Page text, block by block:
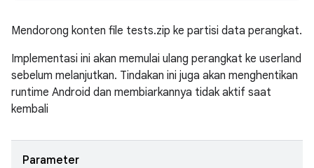
Mendorong konten file tests.zip ke partisi data perangkat.
Implementasi ini akan memulai ulang perangkat ke userland
sebelum melanjutkan. Tindakan ini juga akan menghentikan
runtime Android dan membiarkannya tidak aktif saat
kembali
Parameter